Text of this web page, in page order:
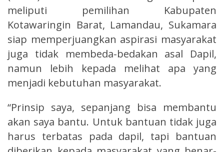
meliputi pemilihan Kabupaten
Kotawaringin Barat, Lamandau, Sukamara
siap memperjuangkan aspirasi masyarakat
juga tidak membeda-bedakan asal Dapil,
namun lebih kepada melihat apa yang
menjadi kebutuhan masyarakat.
“Prinsip saya, sepanjang bisa membantu
akan saya bantu. Untuk bantuan tidak juga
harus terbatas pada dapil, tapi bantuan